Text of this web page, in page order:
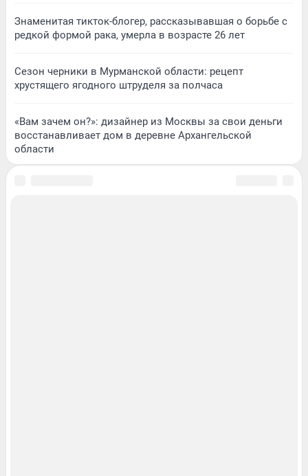
Знаменитая тикток-блогер, рассказывавшая о борьбе с
редкой формой рака, умерла в возрасте 26 лет
Сезон черники в Мурманской области: рецепт
хрустящего ягодного штруделя за полчаса
«Вам зачем он?»: дизайнер из Москвы за свои деньги
восстанавливает дом в деревне Архангельской
области